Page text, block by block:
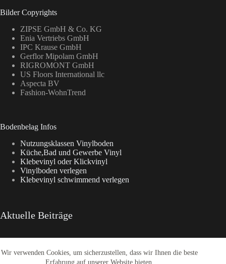
Wir verwenden Cookies, um sicherzustellen, dass wir Ihnen die beste
Erfahrung auf unserer Website bieten.
Bilder Copyrights
ZIPSE GmbH & Co. KG
Enia Vertriebs GmbH
IPC Krause GmbH
Gerflor Mipolam GmbH
RIGROMONT GmbH
US Floors International llc
Aspecta BV
Fashion-WohnTrend
Bodenbelag Infos
Nutzungsklassen Vinylboden
Küche,Bad und Gewerbe Vinyl
Klebevinyl oder Klickvinyl
Vinylboden verlegen
Klebevinyl schwimmend verlegen
Aktuelle Beiträge
Aspecta Vinylboden